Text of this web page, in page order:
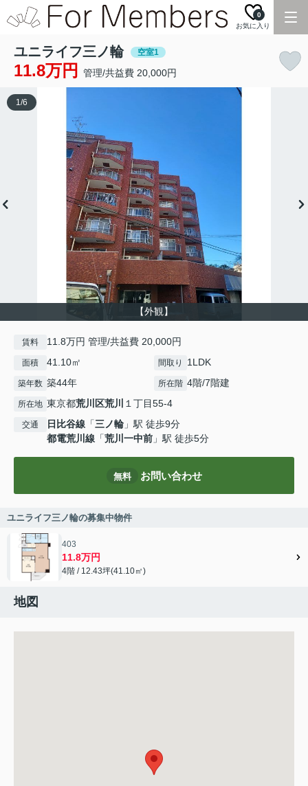
お気に入り
0
ユニライフ三ノ輪 空室1
11.8万円 管理/共益費 20,000円
【外観】
1/6
賃料 11.8万円 管理/共益費 20,000円
面積 41.10㎡ 間取り 1LDK
築年数 築44年 所在階 4階/7階建
所在地 東京都荒川区荒川 １丁目55-4
交通 日比谷線 「三ノ輪 」駅 徒歩9分
都電荒川線 「荒川一中前 」駅 徒歩5分
無料 お問い合わせ
ユニライフ三ノ輪の募集中物件
403
11.8万円
4階 / 12.43坪(41.10㎡)
地図